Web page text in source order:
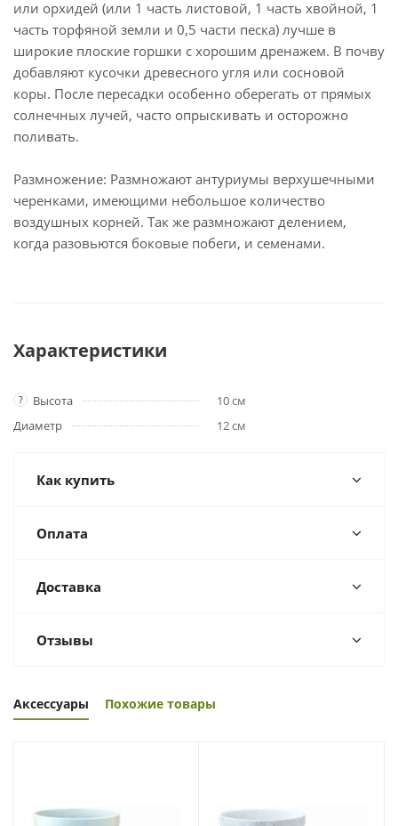
или орхидей (или 1 часть листовой, 1 часть хвойной, 1
часть торфяной земли и 0,5 части песка) лучше в
широкие плоские горшки с хорошим дренажем. В почву
добавляют кусочки древесного угля или сосновой
коры. После пересадки особенно оберегать от прямых
солнечных лучей, часто опрыскивать и осторожно
поливать.
Размножение: Размножают антуриумы верхушечными
черенками, имеющими небольшое количество
воздушных корней. Так же размножают делением,
когда разовьются боковые побеги, и семенами.
Характеристики
? Высота
10 см
Диаметр
12 см
Как купить
Оплата
Доставка
Отзывы
Аксессуары Похожие товары